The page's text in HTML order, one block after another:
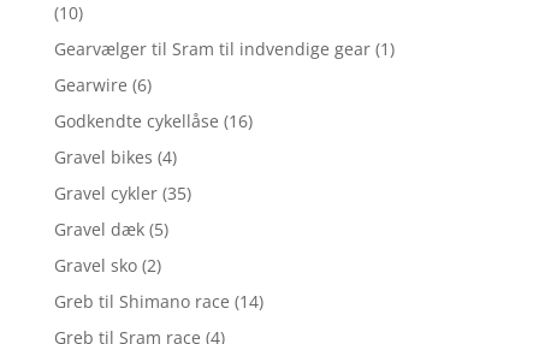
(10)
Gearvælger til Sram til indvendige gear (1)
Gearwire (6)
Godkendte cykellåse (16)
Gravel bikes (4)
Gravel cykler (35)
Gravel dæk (5)
Gravel sko (2)
Greb til Shimano race (14)
Greb til Sram race (4)